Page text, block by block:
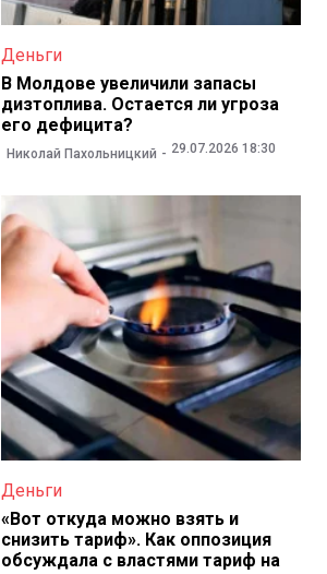
Деньги
В Молдове увеличили запасы
дизтоплива. Остается ли угроза
его дефицита?
Николай Пахольницкий 29.07.2026 18:30
Деньги
«Вот откуда можно взять и
снизить тариф». Как оппозиция
обсуждала с властями тариф на